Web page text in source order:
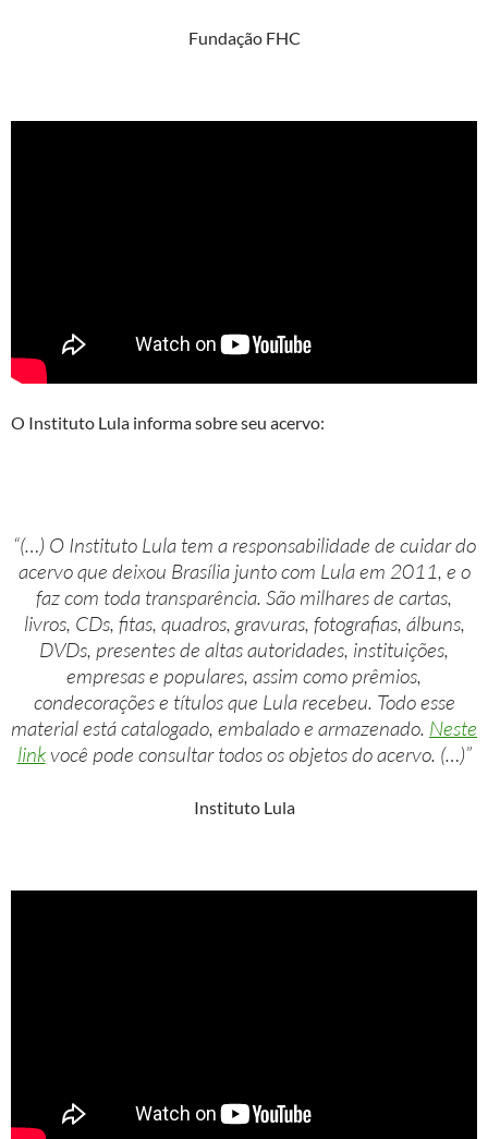
Fundação FHC
O Instituto Lula informa sobre seu acervo:
“(…) O Instituto Lula tem a responsabilidade de cuidar do
acervo que deixou Brasília junto com Lula em 2011, e o
faz com toda transparência. São milhares de cartas,
livros, CDs, fitas, quadros, gravuras, fotografias, álbuns,
DVDs, presentes de altas autoridades, instituições,
empresas e populares, assim como prêmios,
condecorações e títulos que Lula recebeu. Todo esse
material está catalogado, embalado e armazenado. Neste
linkvocê pode consultar todos os objetos do acervo. (…)”
Instituto Lula